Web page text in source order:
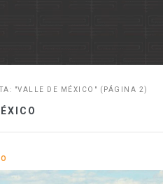
"VALLE DE MÉXICO" (PÁGINA 2)